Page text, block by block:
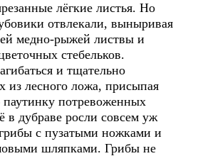
лёгкие листья. Но
отвлекали, выныривая
медно-рыжей листвы и
стебельков.
и тщательно
из лесного ложа, присыпая
потревоженных
дубраве росли совсем уж
с пузатыми ножками и
шляпками. Грибы не